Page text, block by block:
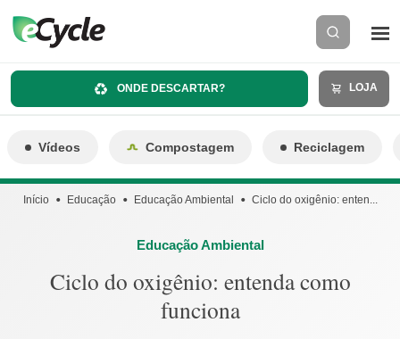
ONDE DESCARTAR? LOJA
Vídeos Compostagem Reciclagem
Início Educação Educação Ambiental Ciclo do oxigênio: enten...
Educação Ambiental
Ciclo do oxigênio: entenda como
funciona